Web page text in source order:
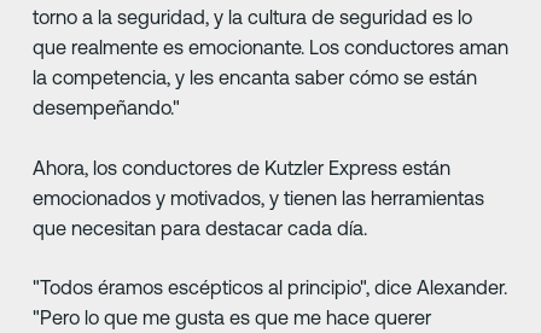
torno a la seguridad, y la cultura de seguridad es lo
que realmente es emocionante. Los conductores aman
la competencia, y les encanta saber cómo se están
desempeñando."
Ahora, los conductores de Kutzler Express están
emocionados y motivados, y tienen las herramientas
que necesitan para destacar cada día.
"Todos éramos escépticos al principio", dice Alexander.
"Pero lo que me gusta es que me hace querer